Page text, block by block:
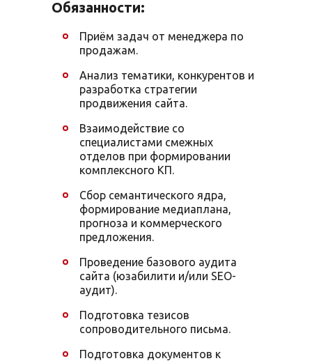
Обязанности:
Приём задач от менеджера по
продажам.
Анализ тематики, конкурентов и
разработка стратегии
продвижения сайта.
Взаимодействие со
специалистами смежных
отделов при формировании
комплексного КП.
Сбор семантического ядра,
формирование медиаплана,
прогноза и коммерческого
предложения.
Проведение базового аудита
сайта (юзабилити и/или SEO-
аудит).
Подготовка тезисов
сопроводительного письма.
Подготовка документов к